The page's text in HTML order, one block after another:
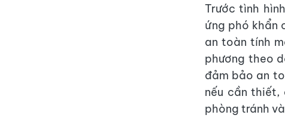
Trước tình
ứng phó khẩn
an toàn tính
phương theo
đảm bảo an
nếu cần thiết,
phòng tránh